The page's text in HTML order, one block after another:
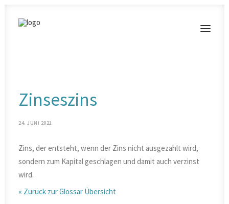
VORTRÄGE
Zinseszins
24. JUNI 2021
Zins, der entsteht, wenn der Zins nicht ausgezahlt wird,
sondern zum Kapital geschlagen und damit auch verzinst
wird.
« Zurück zur Glossar Übersicht